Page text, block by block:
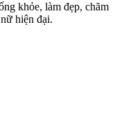
khỏe, làm đẹp, chăm
hiện đại.